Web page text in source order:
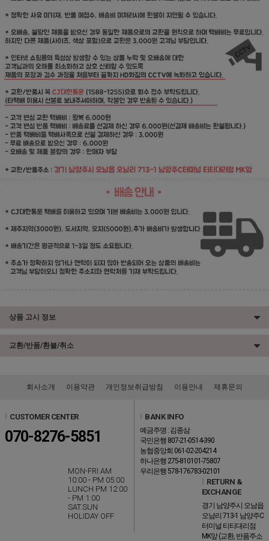
상품 고시 정보
교환/반품/환불/취소
회사소개 이용약관 개인정보취급방침 이용안내 제휴문의
CUSTOMER CENTER
070-8276-5851
MON-FRI AM
10:00 - PM 05:00
LUNCH PM 12:00
- PM 1:00
SAT.SUN
HOLIDAY OFF
BANK INFO
예금주명 : 김종삼
국민은행 807-21-0514-390
농협중앙회 061-02-204214
하나은행 275-810101-75807
우리은행 578-176783-02101
RETURN &
EXCHANGE
경기 남양주시 오남읍
오남리 713-1 남양주C
터미널 티티대리점
MK앞 (교환, 반품주소